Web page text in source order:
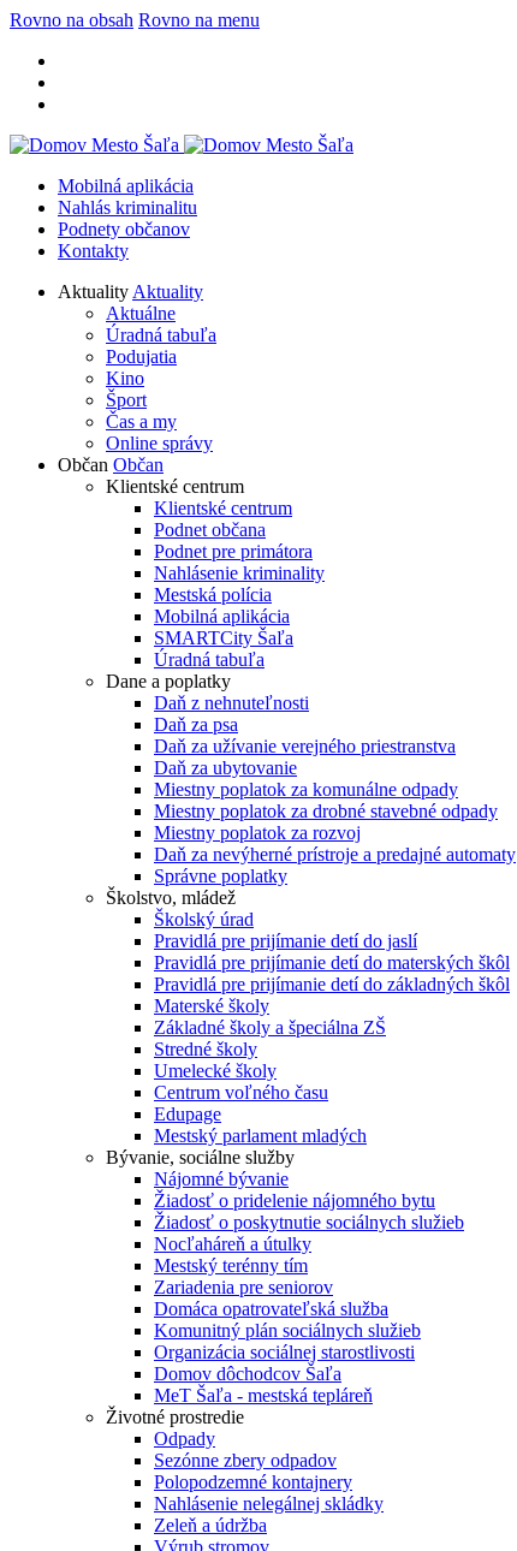
Rovno na obsah Rovno na menu
Mobilná aplikácia
Nahlás kriminalitu
Podnety občanov
Kontakty
Aktuality Aktuality
Aktuálne
Úradná tabuľa
Podujatia
Kino
Šport
Čas a my
Online správy
Občan Občan
Klientské centrum
Klientské centrum
Podnet občana
Podnet pre primátora
Nahlásenie kriminality
Mestská polícia
Mobilná aplikácia
SMARTCity Šaľa
Úradná tabuľa
Dane a poplatky
Daň z nehnuteľnosti
Daň za psa
Daň za užívanie verejného priestranstva
Daň za ubytovanie
Miestny poplatok za komunálne odpady
Miestny poplatok za drobné stavebné odpady
Miestny poplatok za rozvoj
Daň za nevýherné prístroje a predajné automaty
Správne poplatky
Školstvo, mládež
Školský úrad
Pravidlá pre prijímanie detí do jaslí
Pravidlá pre prijímanie detí do materských škôl
Pravidlá pre prijímanie detí do základných škôl
Materské školy
Základné školy a špeciálna ZŠ
Stredné školy
Umelecké školy
Centrum voľného času
Edupage
Mestský parlament mladých
Bývanie, sociálne služby
Nájomné bývanie
Žiadosť o pridelenie nájomného bytu
Žiadosť o poskytnutie sociálnych služieb
Nocľaháreň a útulky
Mestský terénny tím
Zariadenia pre seniorov
Domáca opatrovateľská služba
Komunitný plán sociálnych služieb
Organizácia sociálnej starostlivosti
Domov dôchodcov Šaľa
MeT Šaľa - mestská tepláreň
Životné prostredie
Odpady
Sezónne zbery odpadov
Polopodzemné kontajnery
Nahlásenie nelegálnej skládky
Zeleň a údržba
Výrub stromov